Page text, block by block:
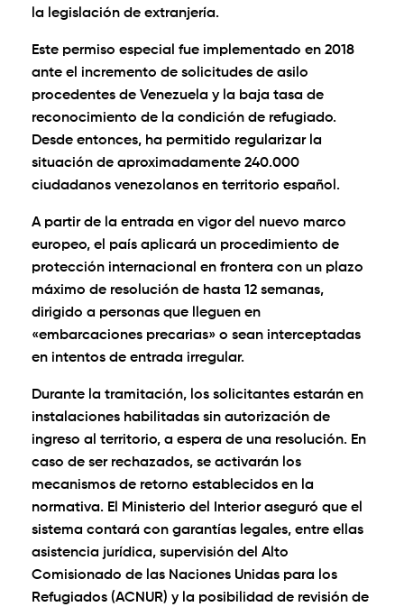
la legislación de extranjería.
Este permiso especial fue implementado en 2018
ante el incremento de solicitudes de asilo
procedentes de Venezuela y la baja tasa de
reconocimiento de la condición de refugiado.
Desde entonces, ha permitido regularizar la
situación de aproximadamente 240.000
ciudadanos venezolanos en territorio español.
A partir de la entrada en vigor del nuevo marco
europeo, el país aplicará un procedimiento de
protección internacional en frontera con un plazo
máximo de resolución de hasta 12 semanas,
dirigido a personas que lleguen en
«embarcaciones precarias» o sean interceptadas
en intentos de entrada irregular.
Durante la tramitación, los solicitantes estarán en
instalaciones habilitadas sin autorización de
ingreso al territorio, a espera de una resolución. En
caso de ser rechazados, se activarán los
mecanismos de retorno establecidos en la
normativa. El Ministerio del Interior aseguró que el
sistema contará con garantías legales, entre ellas
asistencia jurídica, supervisión del Alto
Comisionado de las Naciones Unidas para los
Refugiados (ACNUR) y la posibilidad de revisión de